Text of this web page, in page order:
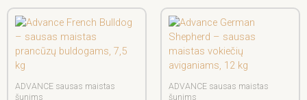
ADVANCE sausas maistas
šunims
ADVANCE sausas maistas
šunims